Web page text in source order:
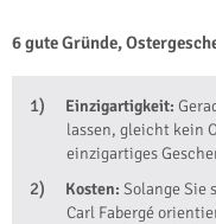
6 gute Gründe,
Einzigartigkeit:
lassen, gleicht kein
einzigartiges
Kosten: Solange Sie
Carl Fabergé